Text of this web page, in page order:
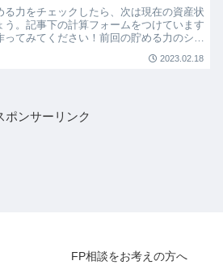
る力をチェックしたら、次は現在の資産状
。記事下の計算フォームをつけています
てみてください！前回の貯める力のシミ
2023.02.18
ポンサーリンク
FP相談をお考えの方へ